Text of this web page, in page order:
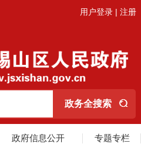
用户登录 | 注册
政府信息公开 专题专栏